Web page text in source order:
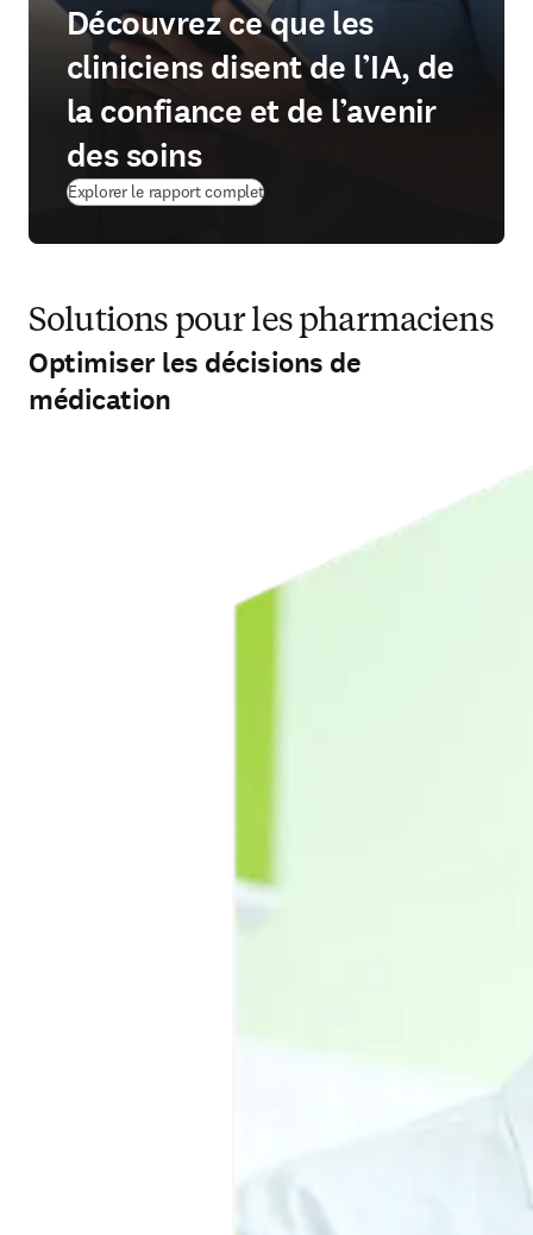
Découvrez ce que les
cliniciens disent de l’IA, de
la confiance et de l’avenir
des soins
Explorer le rapport complet
Solutions pour les pharmaciens
Optimiser les décisions de
médication